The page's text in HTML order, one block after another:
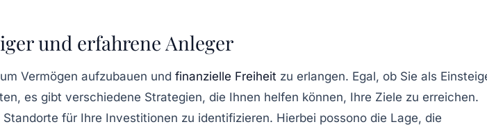
und erfahrene Anleger
Vermögen aufzubauen und finanzielle Freiheit zu erlangen. Egal, ob Sie als
es gibt verschiedene Strategien, die Ihnen helfen können, Ihre Ziele zu erreichen.
Standorte für Ihre Investitionen zu identifizieren. Hierbei possono die Lage, die